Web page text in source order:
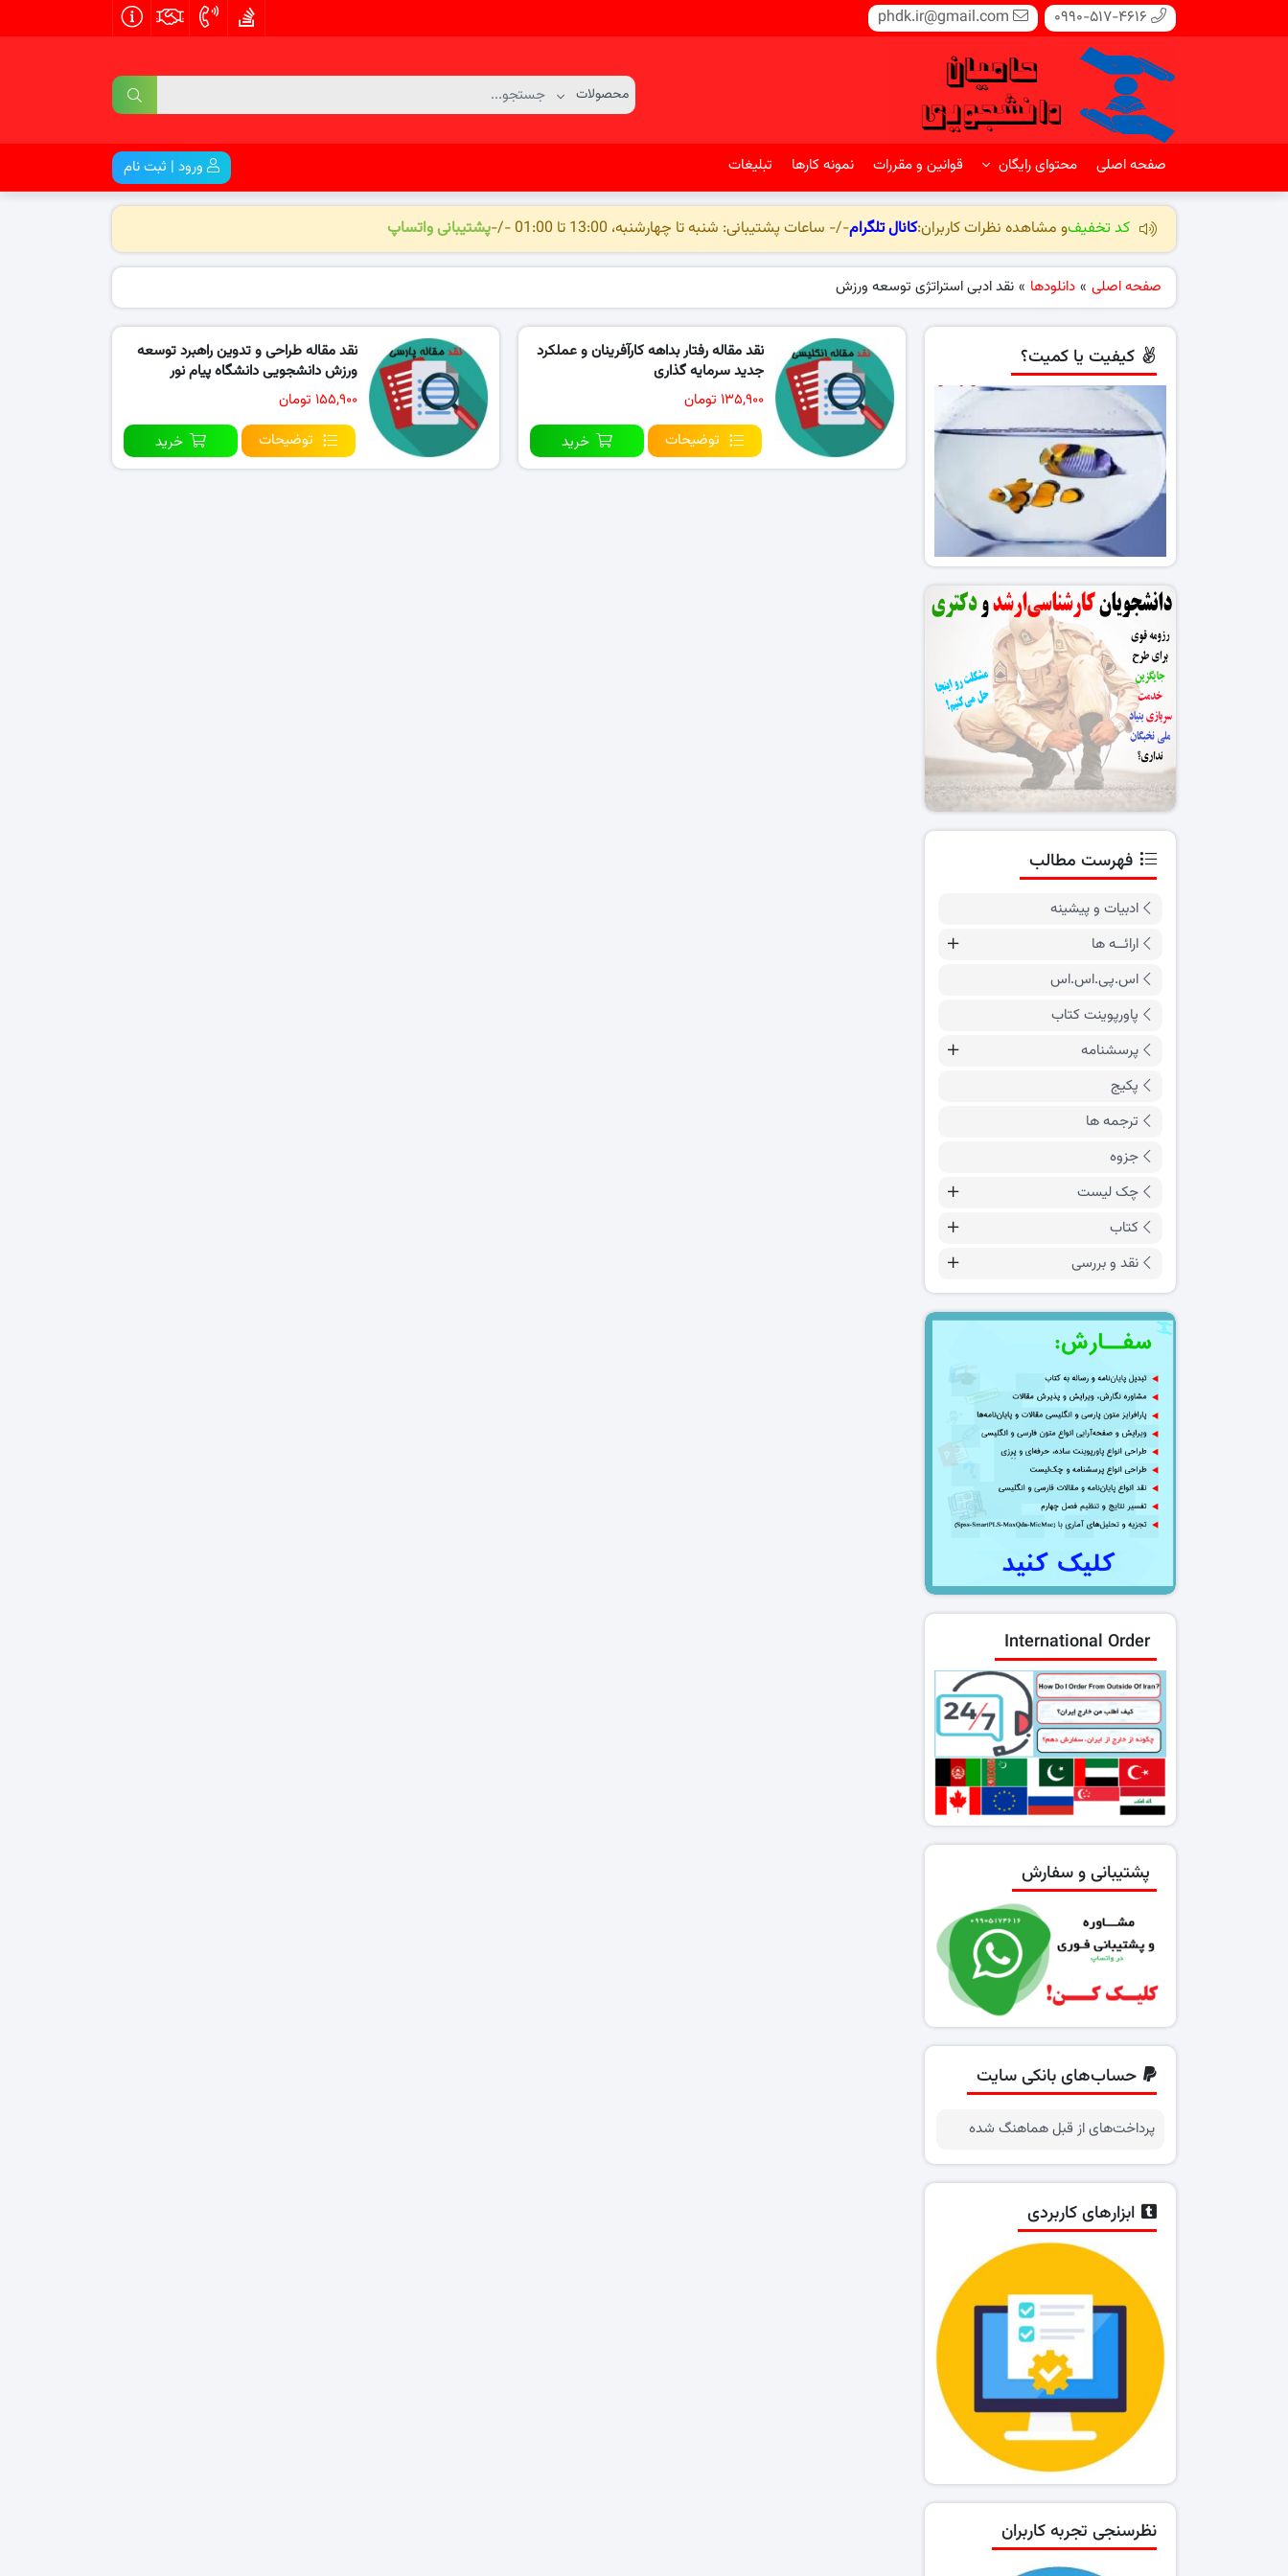
0990-517-4616
phdk.ir@gmail.com
صفحه اصلی محتوای رایگان قوانین و مقررات نمونه کارها تبلیغات ورود | ثبت نام
کد تخفیفو مشاهده نظرات کاربران:کانال تلگرام-/- ساعات پشتیبانی: شنبه تا چهارشنبه، 13:00 تا 01:00 -/- پشتیبانی واتساپ
صفحه اصلی » دانلودها » نقد ادبی استراتژی توسعه ورزش
نقد مقاله رفتار بداهه کارآفرینان و عملکرد
جدید سرمایه گذاری
۱۳۵,۹۰۰ تومان
توضیحات
خرید
نقد مقاله طراحی و تدوین راهبرد توسعه
ورزش دانشجویی دانشگاه پیام نور
۱۵۵,۹۰۰ تومان
توضیحات
خرید
کیفیت یا کمیت؟
فهرست مطالب
ادبیات و پیشینه
ارائــه ها
اس.پی.اس.اس
پاورپوینت کتاب
پرسشنامه
پکیج
ترجمه ها
جزوه
چک لیست
کتاب
نقد و بررسی
International Order
پشتیبانی و سفارش
حساب‌های بانکی سایت
پرداخت‌های از قبل هماهنگ شده
ابزارهای کاربردی
نظرسنجی تجربه کاربران